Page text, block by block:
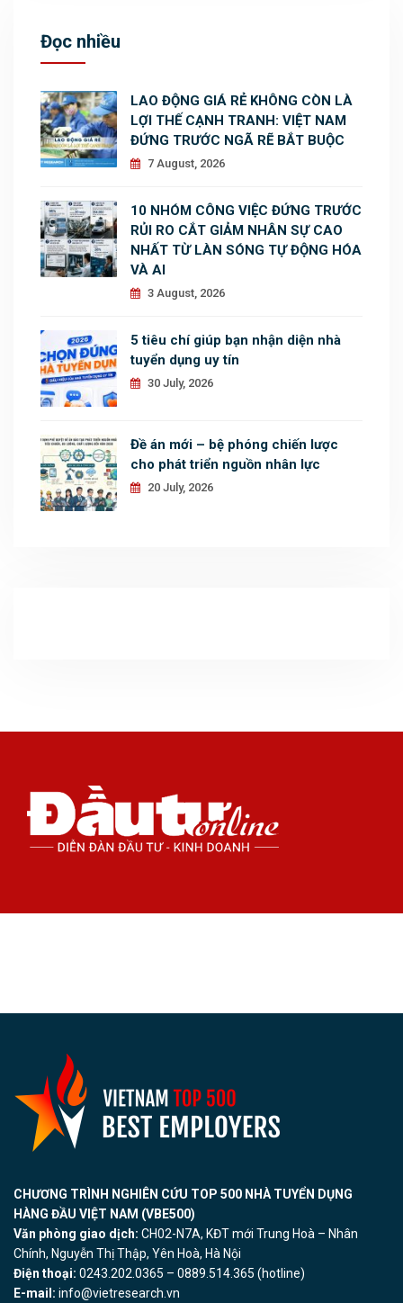
Đọc nhiều
LAO ĐỘNG GIÁ RẺ KHÔNG CÒN LÀ
LỢI THẾ CẠNH TRANH: VIỆT NAM
ĐỨNG TRƯỚC NGÃ RẼ BẮT BUỘC
7 August, 2026
10 NHÓM CÔNG VIỆC ĐỨNG TRƯỚC
RỦI RO CẮT GIẢM NHÂN SỰ CAO
NHẤT TỪ LÀN SÓNG TỰ ĐỘNG HÓA
VÀ AI
3 August, 2026
5 tiêu chí giúp bạn nhận diện nhà
tuyển dụng uy tín
30 July, 2026
Đề án mới – bệ phóng chiến lược
cho phát triển nguồn nhân lực
20 July, 2026
CHƯƠNG TRÌNH NGHIÊN CỨU TOP 500 NHÀ TUYỂN DỤNG
HÀNG ĐẦU VIỆT NAM (VBE500)
Văn phòng giao dịch: CH02-N7A, KĐT mới Trung Hoà – Nhân
Chính, Nguyễn Thị Thập, Yên Hoà, Hà Nội
Điện thoại: 0243.202.0365 – 0889.514.365 (hotline)
E-mail: info@vietresearch.vn